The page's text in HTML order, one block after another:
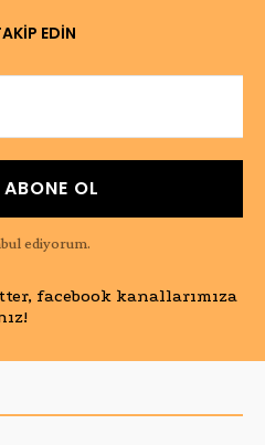
EDİN
ABONE OL
ediyorum.
facebook kanallarımıza